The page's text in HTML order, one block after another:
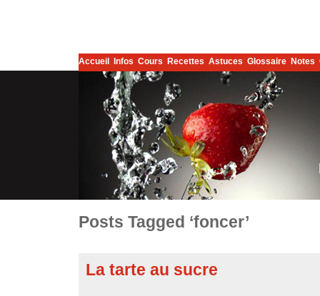
Accueil Infos Cours Recettes Astuces Glossaire Notes
Posts Tagged ‘foncer’
La tarte au sucre